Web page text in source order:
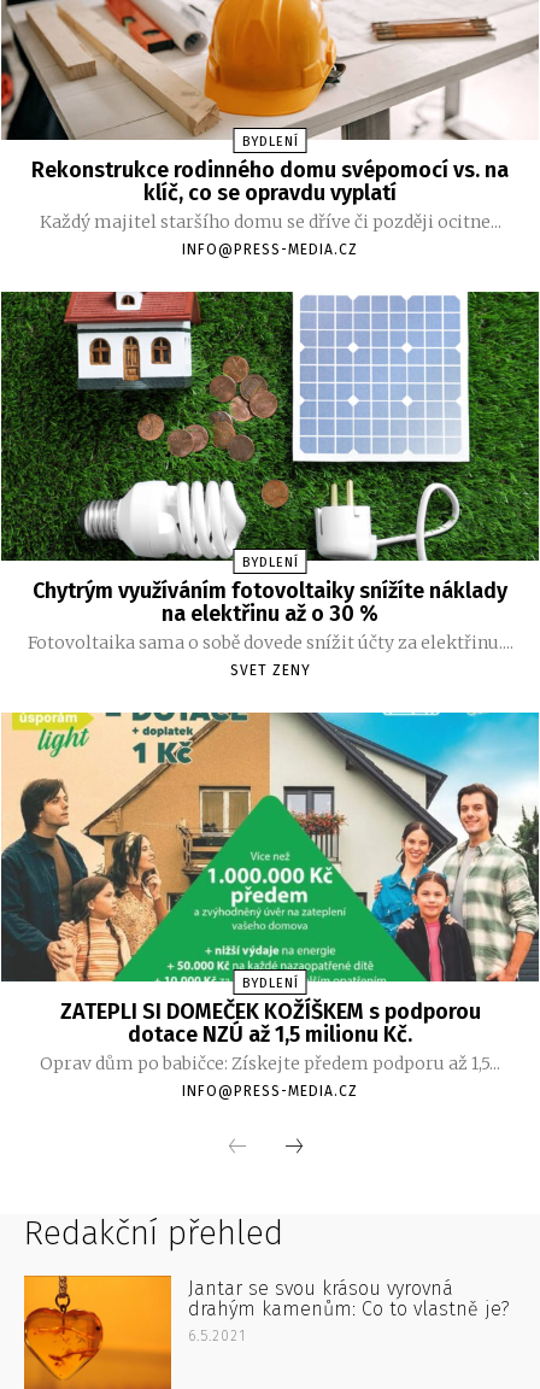
Redakční přehled
Jantar se svou krásou vyrovná
drahým kamenům: Co to vlastně je?
6.5.2021